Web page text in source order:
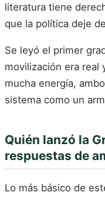
literatura tiene
que la política deje
Se leyó el primer
movilización era real
mucha energía,
sistema como un
Quién lanzó la
respuestas de
Lo más básico de